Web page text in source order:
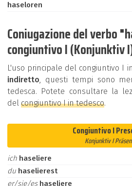
haseloren
Coniugazione del verbo
congiuntivo I (Konjunktiv
L'uso principale del congiuntivo I
indiretto, questi tempi sono
tedesca. Potete consultare la
del congiuntivo I in tedesco.
Congiuntivo I
Konjunktiv I
ich haseliere
du haselierest
er/sie/es haseliere